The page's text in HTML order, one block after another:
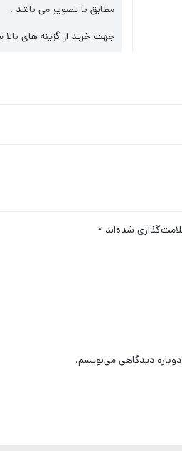
مطابق با تصویر می باشد .
جهت خرید از گزینه های بالا
شده‌اند *
دیدگاهی می‌نویسم.